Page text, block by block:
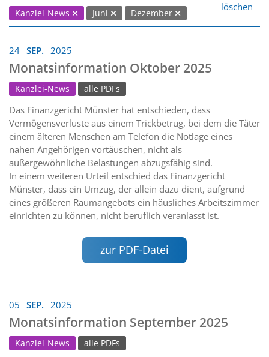
Kanzlei-News Juni Dezember
löschen
24 SEP. 2025
Monatsinformation Oktober 2025
Kanzlei-News alle PDFs
Das Finanzgericht Münster hat entschieden, dass
Vermögensverluste aus einem Trickbetrug, bei dem die Täter
einem älteren Menschen am Telefon die Notlage eines
nahen Angehörigen vortäuschen, nicht als
außergewöhnliche Belastungen abzugsfähig sind.
In einem weiteren Urteil entschied das Finanzgericht
Münster, dass ein Umzug, der allein dazu dient, aufgrund
eines größeren Raumangebots ein häusliches Arbeitszimmer
einrichten zu können, nicht beruflich veranlasst ist.
zur PDF-Datei
05 SEP. 2025
Monatsinformation September 2025
Kanzlei-News alle PDFs